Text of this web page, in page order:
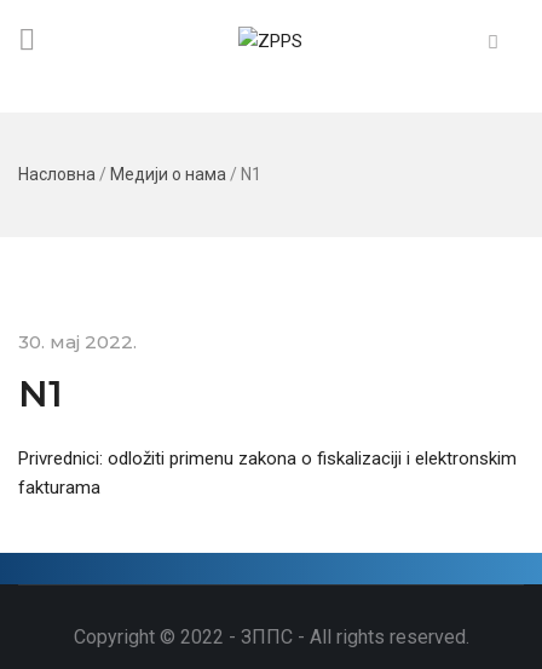
Насловна / Медији о нама / N1
30. мај 2022.
N1
Privrednici: odložiti primenu zakona o fiskalizaciji i elektronskim
fakturama
Copyright © 2022 - ЗППС - All rights reserved.